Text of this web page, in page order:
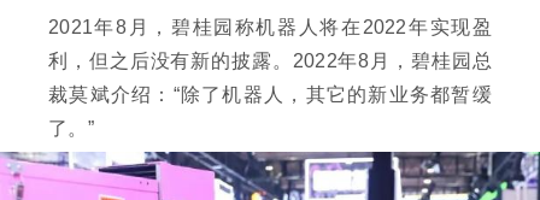
2021年8月，碧桂园称机器人将在2022年实现盈
利，但之后没有新的披露。2022年8月，碧桂园总
裁莫斌介绍：“除了机器人，其它的新业务都暂缓
了。”